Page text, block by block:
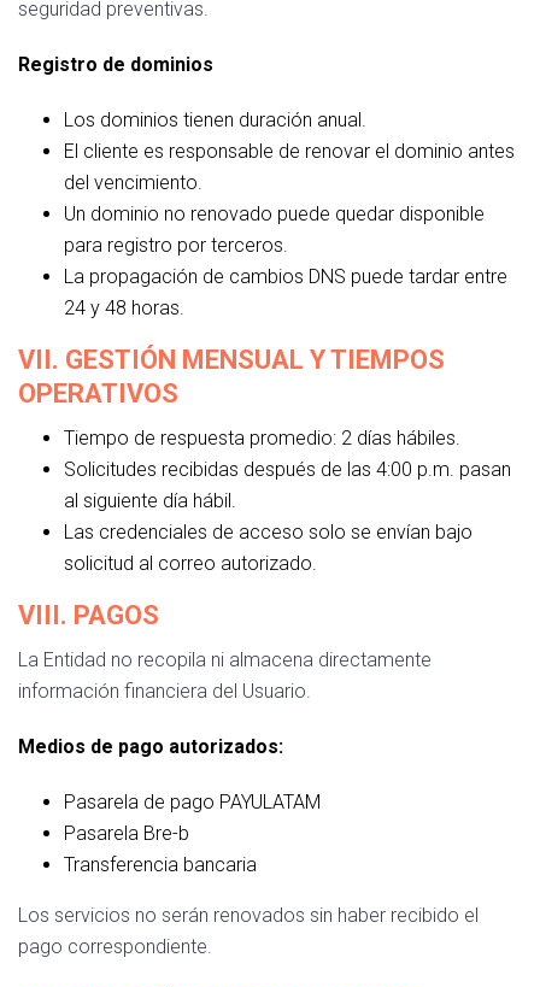
seguridad preventivas.
Registro de dominios
Los dominios tienen duración anual.
El cliente es responsable de renovar el dominio antes
del vencimiento.
Un dominio no renovado puede quedar disponible
para registro por terceros.
La propagación de cambios DNS puede tardar entre
24 y 48 horas.
VII. GESTIÓN MENSUAL Y TIEMPOS
OPERATIVOS
Tiempo de respuesta promedio: 2 días hábiles.
Solicitudes recibidas después de las 4:00 p.m. pasan
al siguiente día hábil.
Las credenciales de acceso solo se envían bajo
solicitud al correo autorizado.
VIII. PAGOS
La Entidad no recopila ni almacena directamente
información financiera del Usuario.
Medios de pago autorizados:
Pasarela de pago PAYULATAM
Pasarela Bre-b
Transferencia bancaria
Los servicios no serán renovados sin haber recibido el
pago correspondiente.